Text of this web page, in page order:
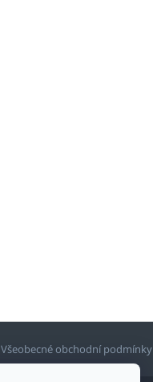
Všeobecné obchodní podmínky